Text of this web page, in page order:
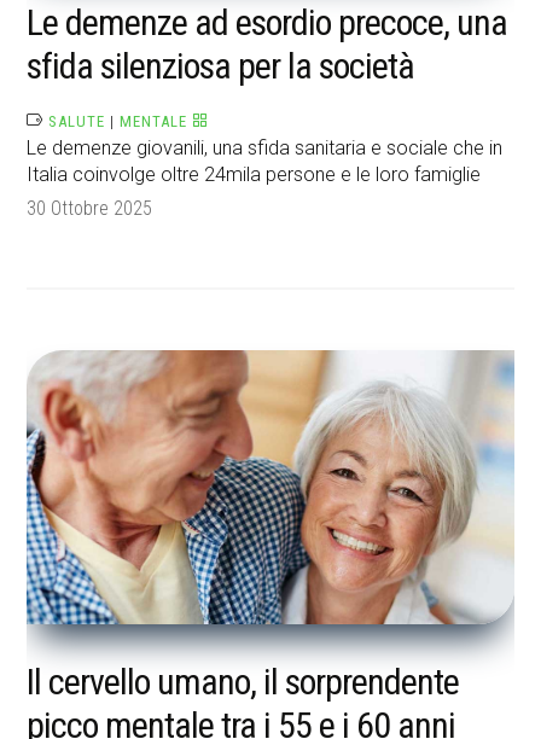
Le demenze ad esordio precoce, una
sfida silenziosa per la società
SALUTE |MENTALE
Le demenze giovanili, una sfida sanitaria e sociale che in
Italia coinvolge oltre 24mila persone e le loro famiglie
30 Ottobre 2025
Il cervello umano, il sorprendente
picco mentale tra i 55 e i 60 anni